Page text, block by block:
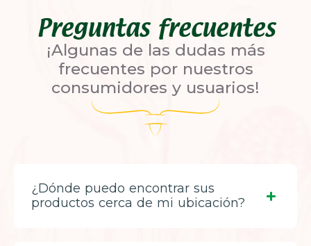
Preguntas frecuentes
¡Algunas de las dudas más
frecuentes por nuestros
consumidores y usuarios!
¿Dónde puedo encontrar sus
productos cerca de mi ubicación?